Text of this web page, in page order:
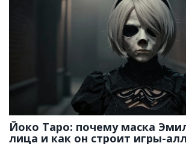
Йоко Таро: почему маска
лица и как он строит игры-